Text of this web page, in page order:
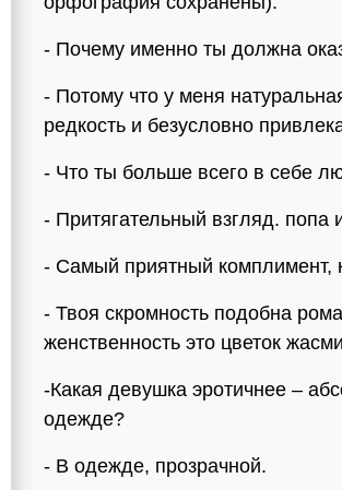
- Почему именно ты должна
- Потому что у меня
редкость и безусловно
- Что ты больше всего в себе
- Притягательный взгляд. попа
- Самый приятный комплимент,
- Твоя скромность подобна
женственность это цветок
-Какая девушка эротичнее –
одежде?
- В одежде, прозрачной.